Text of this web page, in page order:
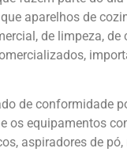
aparelhos de
de limpeza,
de conformidade
os equipamentos
aspiradores de